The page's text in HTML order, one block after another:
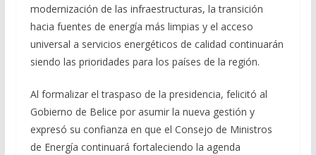
modernización de las infraestructuras, la transición
hacia fuentes de energía más limpias y el acceso
universal a servicios energéticos de calidad continuarán
siendo las prioridades para los países de la región.
Al formalizar el traspaso de la presidencia, felicitó al
Gobierno de Belice por asumir la nueva gestión y
expresó su confianza en que el Consejo de Ministros
de Energía continuará fortaleciendo la agenda